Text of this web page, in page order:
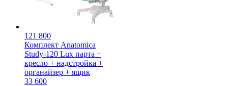
121 800
Комплект Anatomica
Study-120 Lux парта +
кресло + надстройка +
органайзер + ящик
33 600